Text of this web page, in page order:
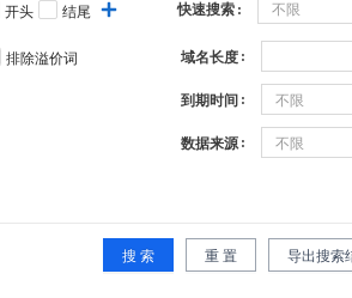
开头 结尾 快速搜索 不限
排除溢价词 域名长度
到期时间 不限
数据来源 不限
搜 索 重 置 导出搜索